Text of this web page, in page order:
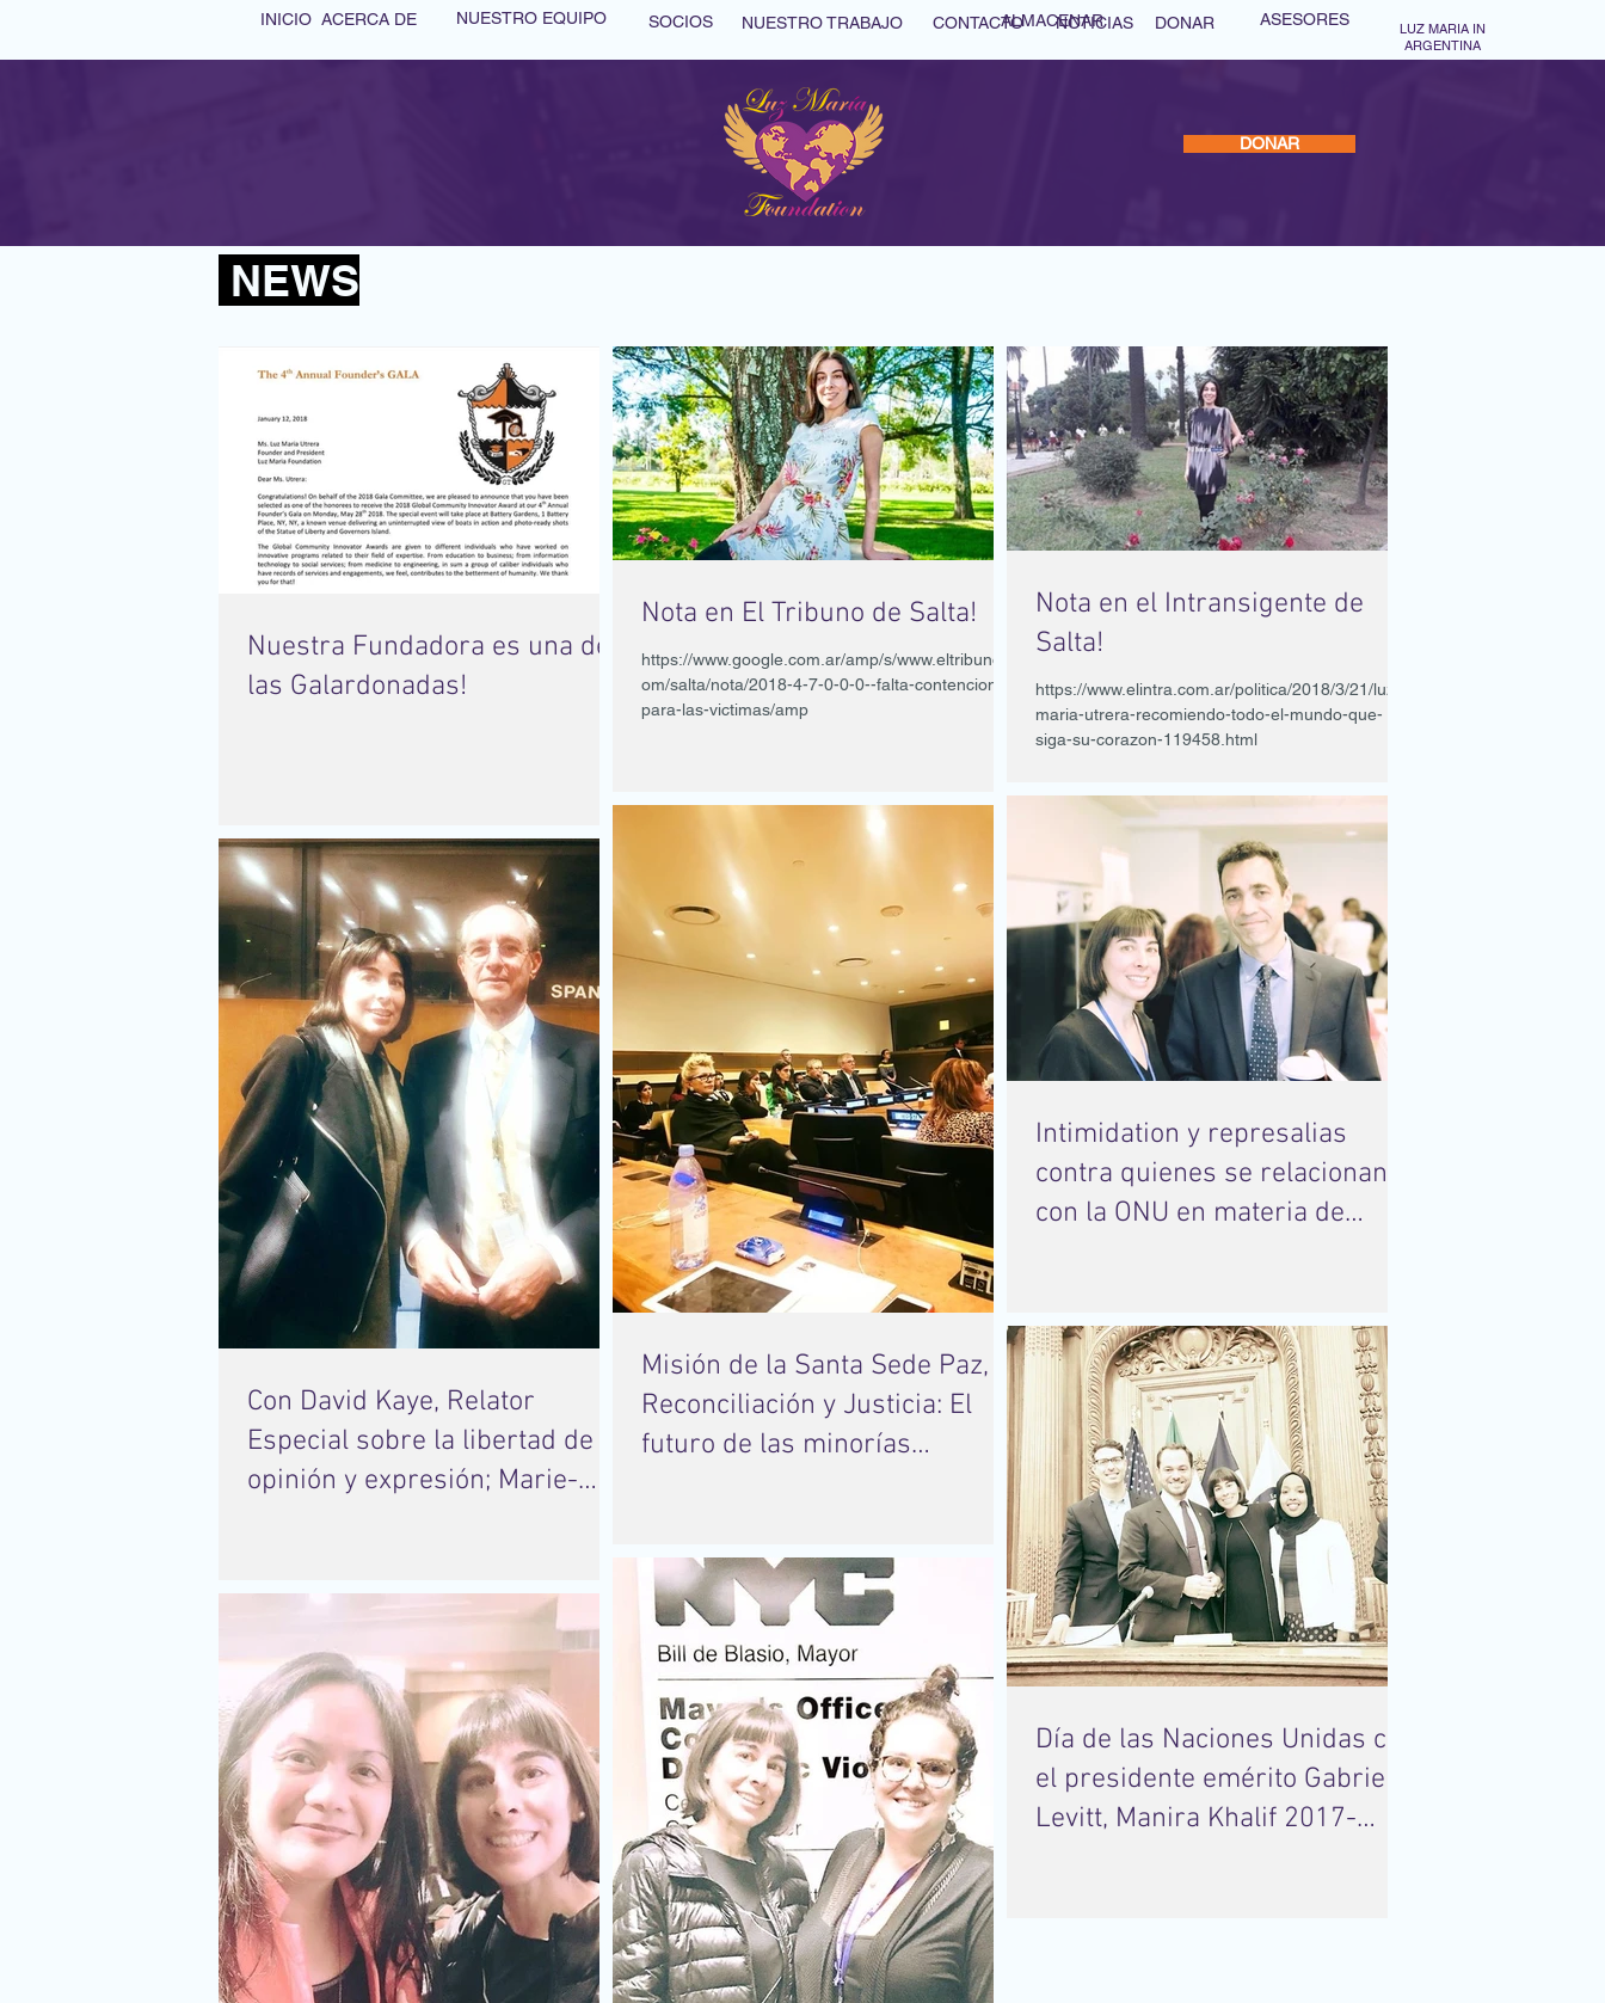
ACERCA DE
INICIO NUESTRO EQUIPO ALMACENAR
LUZ MARIA IN
ARGENTINA
CONTACT
DONAR
NOTICIAS
SOCIOS NUESTRO TRABAJO CONTACTO DONAR ASESORES
NEWS
Nuestra Fundadora es una de
las Galardonadas!
Nota en El Tribuno de Salta!
https://www.google.com.ar/amp/s/www.eltribuno.c
om/salta/nota/2018-4-7-0-0-0--falta-contencion-
para-las-victimas/amp
Nota en el Intransigente de
Salta!
https://www.elintra.com.ar/politica/2018/3/21/luz-
maria-utrera-recomiendo-todo-el-mundo-que-
siga-su-corazon-119458.html
Con David Kaye, Relator
Especial sobre la libertad de
opinión y expresión; Marie-
Misión de la Santa Sede Paz,
Reconciliación y Justicia: El
futuro de las minorías
Intimidation y represalias
contra quienes se relacionan
con la ONU en materia de
Día de las Naciones Unidas con
el presidente emérito Gabriel
Levitt, Manira Khalif 2017-